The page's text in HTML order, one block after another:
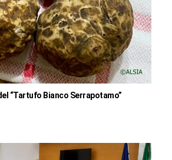
“Tartufo Bianco Serrapotamo”